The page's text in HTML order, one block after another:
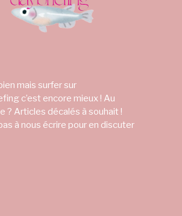
mais surfer sur
c’est encore mieux ! Au
? Articles décalés à souhait !
à nous écrire pour en discuter